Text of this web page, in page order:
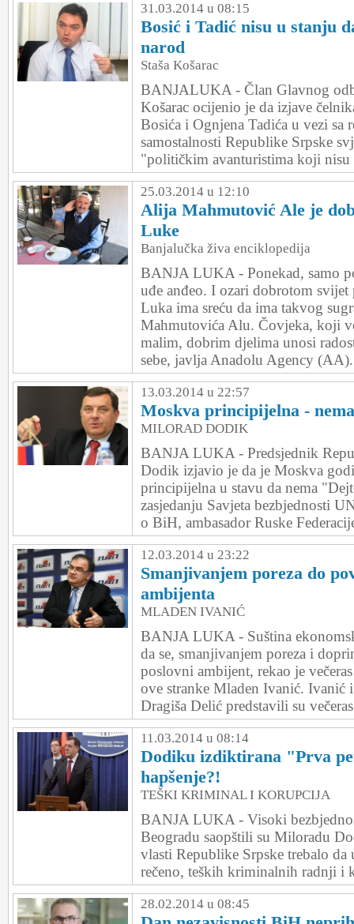
31.03.2014 u 08:15
Bosić i Tadić nisu u stanju
narod
Staša Košarac
BANJALUKA - Član Glavnog
Košarac ocijenio je da izjave
Bosića i Ognjena Tadića u vezi sa
samostalnosti Republike Srpske
"političkim avanturistima koji nisu
25.03.2014 u 12:10
Alija Mahmutović Ale je
Luke
Banjalučka živa enciklopedija
BANJA LUKA - Ponekad, samo
uđe anđeo. I ozari dobrotom
Luka ima sreću da ima takvog
Mahmutovića Alu. Čovjeka, koji
malim, dobrim djelima unosi
sebe, javlja Anadolu Agency (AA).
13.03.2014 u 22:57
Moskva principijelna -
MILORAD DODIK
BANJA LUKA - Predsjednik
Dodik izjavio je da je Moskva
principijelna u stavu da nema
zasjedanju Savjeta bezbjednosti
o BiH, ambasador Ruske
12.03.2014 u 23:22
Smanjivanjem poreza do
ambijenta
MLADEN IVANIĆ
BANJA LUKA - Suština
da se, smanjivanjem poreza i
poslovni ambijent, rekao je
ove stranke Mladen Ivanić. Ivanić
Dragiša Delić predstavili su
11.03.2014 u 08:14
Dodiku izdiktirana "Prva
hapšenje?!
TEŠKI KRIMINAL I KORUPCIJA
BANJA LUKA - Visoki
Beogradu saopštili su Miloradu
vlasti Republike Srpske trebalo da
rečeno, teških kriminalnih radnji i
28.02.2014 u 08:45